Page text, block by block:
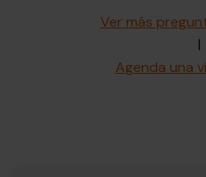
Ver más
|
Agenda una